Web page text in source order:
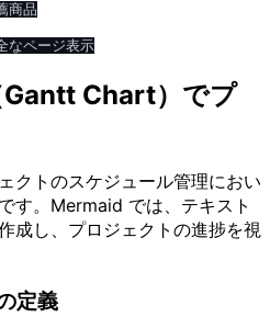
品
Gantt Chart）でプ
クトのスケジュール管理におい
す。Mermaid では、テキスト
成し、プロジェクトの進捗を視
定義